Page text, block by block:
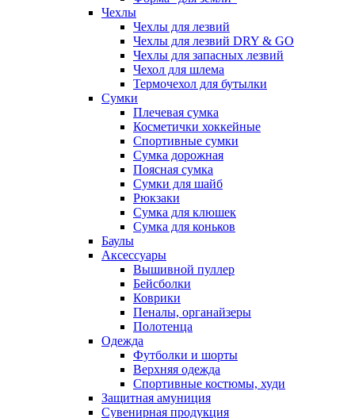
Чехлы
Чехлы для лезвий
Чехлы для лезвий DRY & GO
Чехлы для запасных лезвий
Чехол для шлема
Термочехол для бутылки
Сумки
Плечевая сумка
Косметички хоккейные
Спортивные сумки
Сумка дорожная
Поясная сумка
Сумки для шайб
Рюкзаки
Сумка для клюшек
Сумка для коньков
Баулы
Аксессуары
Вышивной пуллер
Бейсболки
Коврики
Пеналы, органайзеры
Полотенца
Одежда
Футболки и шорты
Верхняя одежда
Спортивные костюмы, худи
Защитная амуниция
Сувенирная продукция